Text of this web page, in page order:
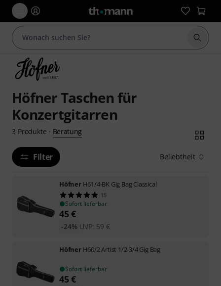
Suche
Höfner Taschen für
Konzertgitarren
3 Produkte · Beratung
Filter Beliebtheit
Höfner H61/4-BK Gig Bag Classical
15
Sofort lieferbar
45€
UVP: 59 €
-24%
Höfner H60/2 Artist 1/2-3/4 Gig Bag
Sofort lieferbar
45€